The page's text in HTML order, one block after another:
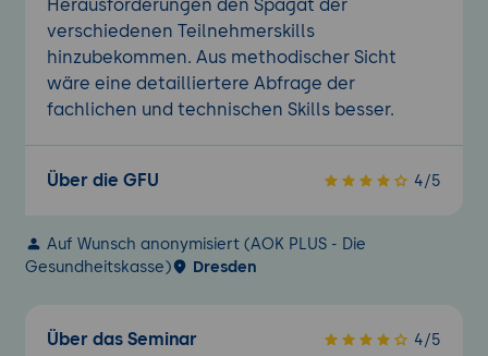
Herausforderungen den Spagat der
verschiedenen Teilnehmerskills
hinzubekommen. Aus methodischer Sicht
wäre eine detailliertere Abfrage der
fachlichen und technischen Skills besser.
Über die GFU 4/5
Auf Wunsch anonymisiert (AOK PLUS - Die
Gesundheitskasse)
Dresden
Über das Seminar 4/5